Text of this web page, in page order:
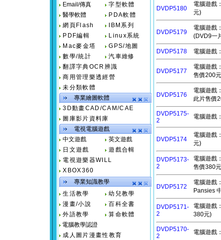
Email/傳真
字型軟體
醫學軟體
PDA軟體
網頁Flash
IBM系列
PDF編輯
Linux系統
Mac麥金塔
GPS/地圖
數學/統計
汽車維修
翻譯字典OCR辨識
商用管理樂透經營
未分類軟體
專業繪圖軟體
3D動畫CAD/CAM/CAE
圖庫影片資料庫
電視電腦遊戲
中文遊戲
英文遊戲
日文遊戲
遊戲合輯
電視遊樂器WILL
XBOX360
專業知識教學
生活教學
幼兒教學
漫畫/小說
百科全書
外語教學
算命軟體
電腦教學認證
成人圖片漫畫性教育
DVDP5180
電腦遊戲
元)
DVDP5179
電腦遊戲
(DVD9一
DVDP5178 電腦遊戲
DVDP5177
電腦遊戲
售價200
DVDP5176
電腦遊戲
此片售價
DVDP5175-
2
電腦遊戲
DVDP5174
電腦遊戲
元)
DVDP5173-
2
電腦遊戲
售價380
DVDP5172
電腦遊戲
Pansies
DVDP5171-
2
電腦遊戲
380元)
DVDP5170-
2
電腦遊戲